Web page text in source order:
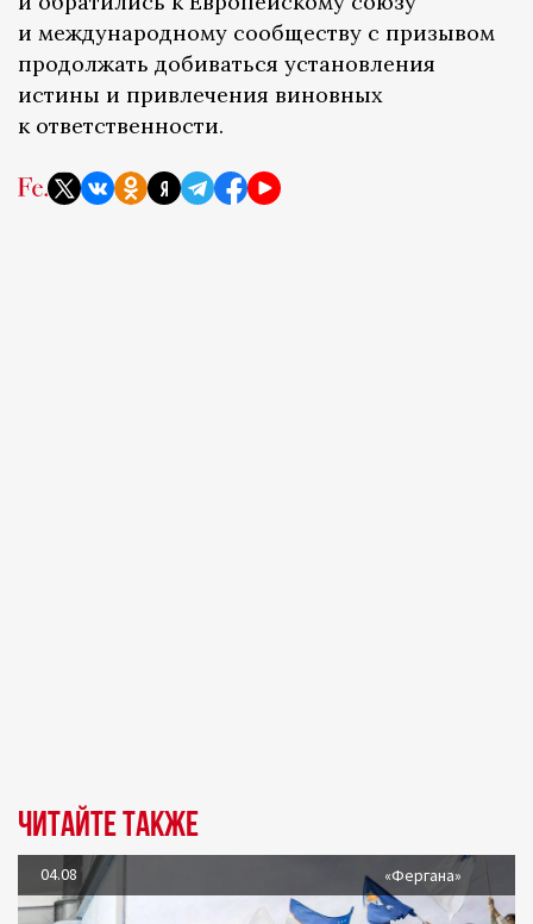
и международному сообществу с призывом
продолжать добиваться установления
истины и привлечения виновных
к ответственности.
Читайте также
04.08 «Фергана»